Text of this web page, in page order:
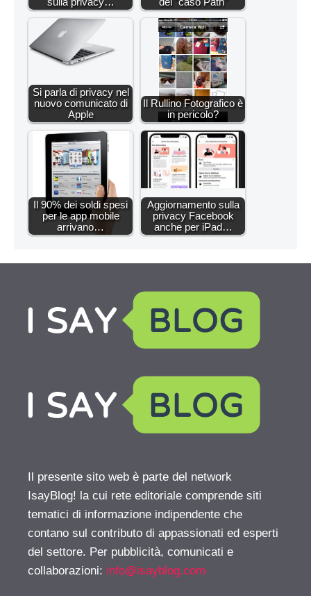
Si parla di privacy nel
nuovo comunicato di
Apple
Il Rullino Fotografico è
in pericolo?
Il 90% dei soldi spesi
per le app mobile
arrivano…
Aggiornamento sulla
privacy Facebook
anche per iPad…
Il presente sito web è parte del network
IsayBlog! la cui rete editoriale comprende siti
tematici di informazione indipendente che
contano sul contributo di appassionati ed esperti
del settore. Per pubblicità, comunicati e
collaborazioni: info@isayblog.com